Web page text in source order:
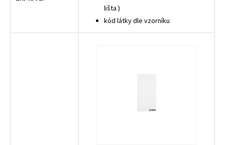
lišta )
kód látky dle vzorníku